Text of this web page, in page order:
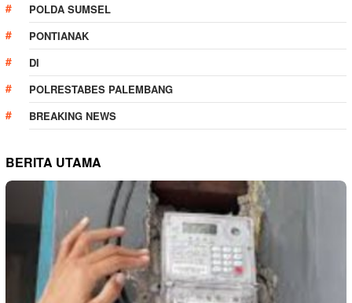
POLDA SUMSEL
PONTIANAK
DI
POLRESTABES PALEMBANG
BREAKING NEWS
BERITA UTAMA